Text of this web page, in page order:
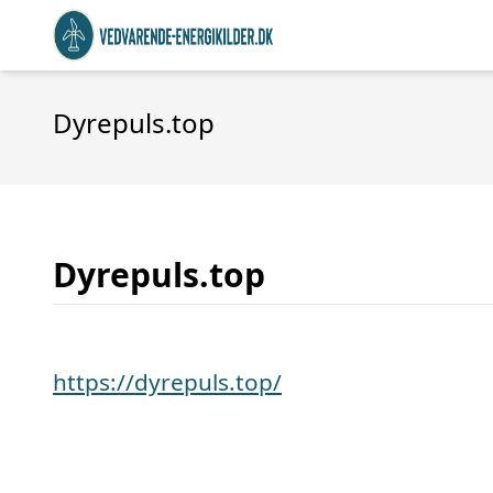
Dyrepuls.top
Dyrepuls.top
https://dyrepuls.top/